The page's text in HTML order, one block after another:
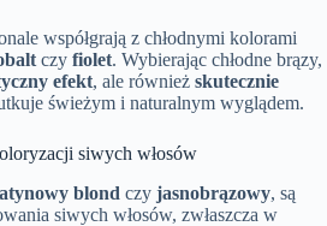
współgrają z chłodnymi kolorami
czy fiolet. Wybierając chłodne brązy,
efekt, ale również skutecznie
świeżym i naturalnym wyglądem.
siwych włosów
blond czy jasnobrązowy, są
siwych włosów, zwłaszcza w